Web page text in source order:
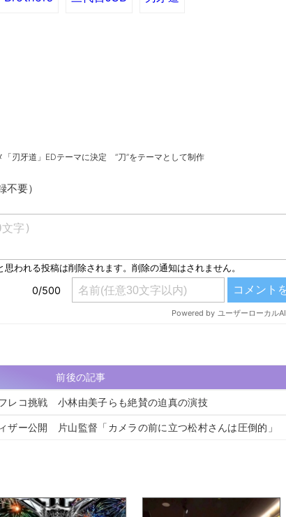
「刃牙道」EDテーマに決定 “刀”をテーマとして制作
要）
前後の記事
レコ挑戦 小林由美子らも絶賛の迫真の演技
ザー公開 片山監督「カメラの前に立つ松村さんは圧倒的」